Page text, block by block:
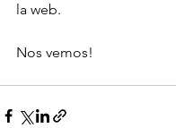
la web.
Nos vemos!